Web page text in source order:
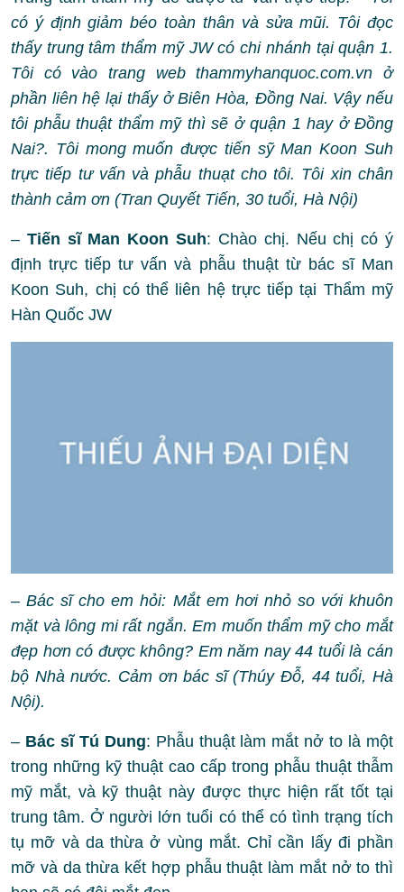
có ý định giảm béo toàn thân và sửa mũi. Tôi đọc
thấy trung tâm thẩm mỹ JW có chi nhánh tại quận 1.
Tôi có vào trang web thammyhanquoc.com.vn ở
phần liên hệ lại thấy ở Biên Hòa, Đồng Nai. Vậy nếu
tôi phẫu thuật thẩm mỹ thì sẽ ở quận 1 hay ở Đồng
Nai?. Tôi mong muốn được tiến sỹ Man Koon Suh
trực tiếp tư vấn và phẫu thuạt cho tôi. Tôi xin chân
thành cảm ơn (Tran Quyết Tiến, 30 tuổi, Hà Nội)
– Tiến sĩ Man Koon Suh: Chào chị. Nếu chị có ý
định trực tiếp tư vấn và phẫu thuật từ bác sĩ Man
Koon Suh, chị có thể liên hệ trực tiếp tại Thẩm mỹ
Hàn Quốc JW
– Bác sĩ cho em hỏi: Mắt em hơi nhỏ so với khuôn
mặt và lông mi rất ngắn. Em muốn thẩm mỹ cho mắt
đẹp hơn có được không? Em năm nay 44 tuổi là cán
bộ Nhà nước. Cảm ơn bác sĩ (Thúy Đỗ, 44 tuổi, Hà
Nội).
– Bác sĩ Tú Dung: Phẫu thuật làm mắt nở to là một
trong những kỹ thuật cao cấp trong phẫu thuật thẫm
mỹ mắt, và kỹ thuật này được thực hiện rất tốt tại
trung tâm. Ở người lớn tuổi có thể có tình trạng tích
tụ mỡ và da thừa ở vùng mắt. Chỉ cần lấy đi phần
mỡ và da thừa kết hợp phẫu thuật làm mắt nở to thì